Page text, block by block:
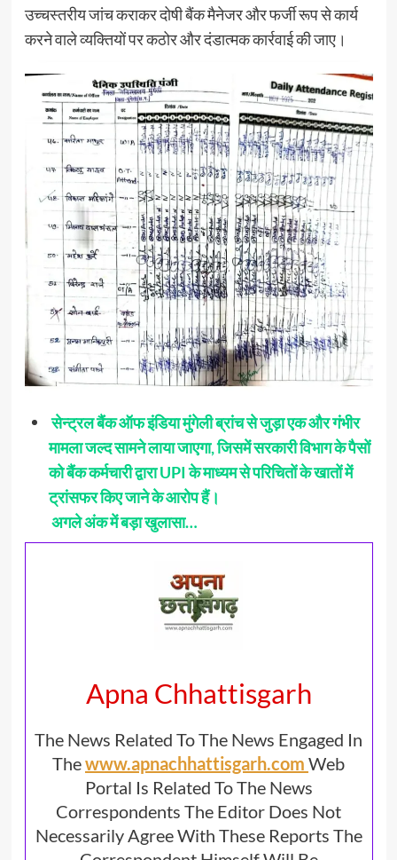
उच्चस्तरीय जांच कराकर दोषी बैंक मैनेजर और फर्जी रूप से कार्य
करने वाले व्यक्तियों पर कठोर और दंडात्मक कार्रवाई की जाए।
सेन्ट्रल बैंक ऑफ इंडिया मुंगेली ब्रांच से जुड़ा एक और गंभीर
मामला जल्द सामने लाया जाएगा, जिसमें सरकारी विभाग के पैसों
को बैंक कर्मचारी द्वारा UPI के माध्यम से परिचितों के खातों में
ट्रांसफर किए जाने के आरोप हैं।
अगले अंक में बड़ा खुलासा…
Apna Chhattisgarh
The News Related To The News Engaged In
Thewww.apnachhattisgarh.com Web
Portal Is Related To The News
Correspondents The Editor Does Not
Necessarily Agree With These Reports The